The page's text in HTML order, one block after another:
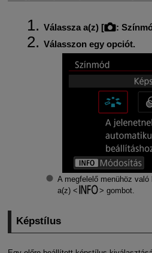
Válassza a(z) [ :
Válasszon egy opciót.
A megfelelő menühöz
a(z)
gombot.
Képstílus